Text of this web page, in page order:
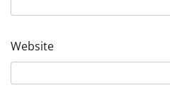
Website